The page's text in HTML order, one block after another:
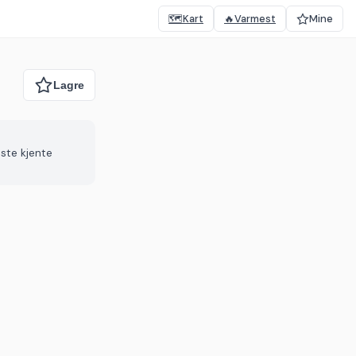
🗺️Kart 🔥Varmest Mine
kjente